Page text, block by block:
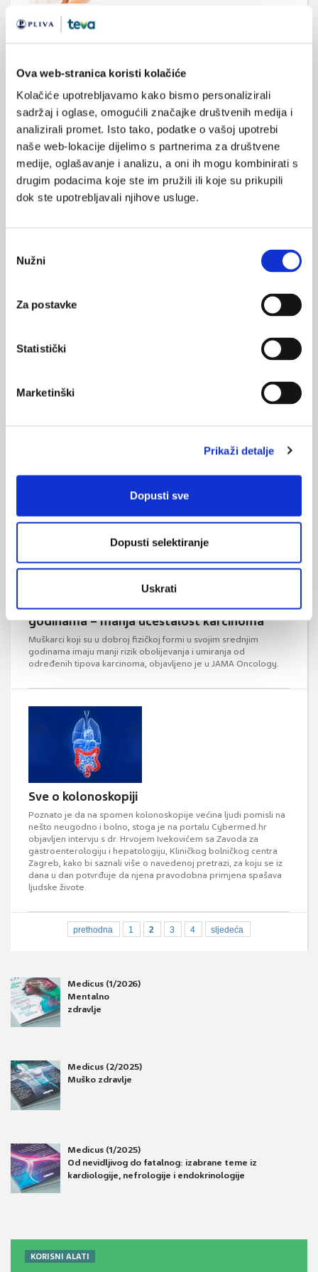
Ova web-stranica koristi kolačiće
Kolačiće upotrebljavamo kako bismo personalizirali
sadržaj i oglase, omogućili značajke društvenih medija i
analizirali promet. Isto tako, podatke o vašoj upotrebi
naše web-lokacije dijelimo s partnerima za društvene
medije, oglašavanje i analizu, a oni ih mogu kombinirati s
drugim podacima koje ste im pružili ili koje su prikupili
dok ste upotrebljavali njihove usluge.
pristanka
Nužni
Za postavke
Statistički
Marketinški
Prikaži detalje
Dopusti sve
Dopusti selektiranje
Uskrati
Fibrilacija atrija – rizični čimbenik za razvoj
karcinoma?
godinu dana nakon dijagnosticiranja fibrilacije, objavljeno je u
obuhvaćeni su monocentričnim prospektivnim ispitivanjem i
Broj obuhvaćenih probirom na karcinome i
karcinom debelog crijeva, dojke i vrata maternice u odnosu na
kontrolu i prevenciju bolesti SAD-a.
Dobra fizička sprema muškaraca u srednjim
godinama – manja učestalost karcinoma
Muškarci koji su u dobroj fizičkoj formi u svojim srednjim
godinama imaju manji rizik obolijevanja i umiranja od
određenih tipova karcinoma, objavljeno je u JAMA Oncology.
Sve o kolonoskopiji
Poznato je da na spomen kolonoskopije većina ljudi pomisli na
nešto neugodno i bolno, stoga je na portalu Cybermed.hr
objavljen intervju s dr. Hrvojem Ivekovićem sa Zavoda za
gastroenterologiju i hepatologiju, Kliničkog bolničkog centra
Zagreb, kako bi saznali više o navedenoj pretrazi, za koju se iz
dana u dan potvrđuje da njena pravodobna primjena spašava
ljudske živote.
prethodna 1 2 3 4 sljedeća
Medicus (1/2026)
Mentalno
zdravlje
Medicus (2/2025)
Muško zdravlje
Medicus (1/2025)
Od nevidljivog do fatalnog: izabrane teme iz
kardiologije, nefrologije i endokrinologije
KORISNI ALATI